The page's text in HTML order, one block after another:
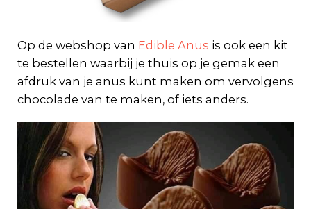
Op de webshop van Edible Anus is ook een kit
te bestellen waarbij je thuis op je gemak een
afdruk van je anus kunt maken om vervolgens
chocolade van te maken, of iets anders.